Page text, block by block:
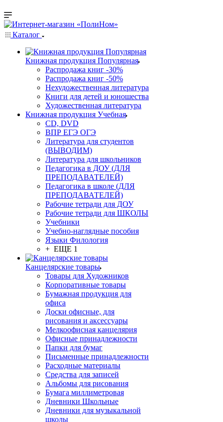
Каталог
Книжная продукция Популярная
Распродажа книг -30%
Распродажа книг -50%
Нехудожественная литература
Книги для детей и юношества
Художественная литература
Книжная продукция Учебная
CD, DVD
ВПР ЕГЭ ОГЭ
Литература для студентов
(ВЫВОДИМ)
Литература для школьников
Педагогика в ДОУ (ДЛЯ
ПРЕПОДАВАТЕЛЕЙ)
Педагогика в школе (ДЛЯ
ПРЕПОДАВАТЕЛЕЙ)
Рабочие тетради для ДОУ
Рабочие тетради для ШКОЛЫ
Учебники
Учебно-наглядные пособия
Языки Филология
+ ЕЩЕ 1
Канцелярские товары
Товары для Художников
Корпоративные товары
Бумажная продукция для
офиса
Доски офисные, для
рисования и аксессуары
Мелкоофисная канцелярия
Офисные принадлежности
Папки для бумаг
Письменные принадлежности
Расходные материалы
Средства для записей
Альбомы для рисования
Бумага миллиметровая
Дневники Школьные
Дневники для музыкальной
школы